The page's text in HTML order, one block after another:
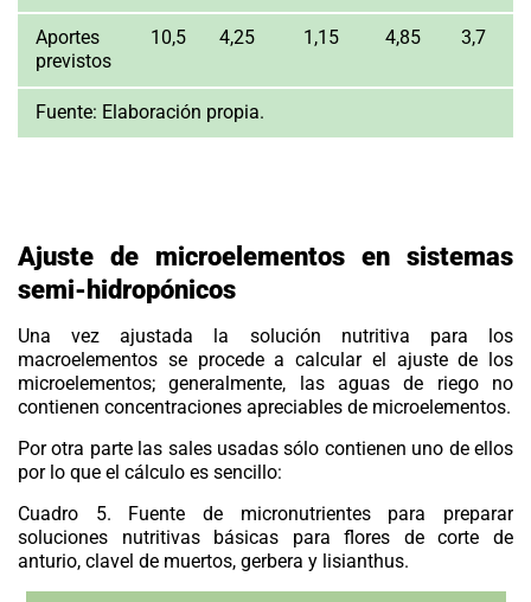
Aportes
previstos
10,5 4,25 1,15 4,85 3,7
Fuente: Elaboración propia.
Ajuste de microelementos en sistemas
semi-hidropónicos
Una vez ajustada la solución nutritiva para los
macroelementos se procede a calcular el ajuste de los
microelementos; generalmente, las aguas de riego no
contienen concentraciones apreciables de microelementos.
Por otra parte las sales usadas sólo contienen uno de ellos
por lo que el cálculo es sencillo:
Cuadro 5. Fuente de micronutrientes para preparar
soluciones nutritivas básicas para flores de corte de
anturio, clavel de muertos, gerbera y lisianthus.